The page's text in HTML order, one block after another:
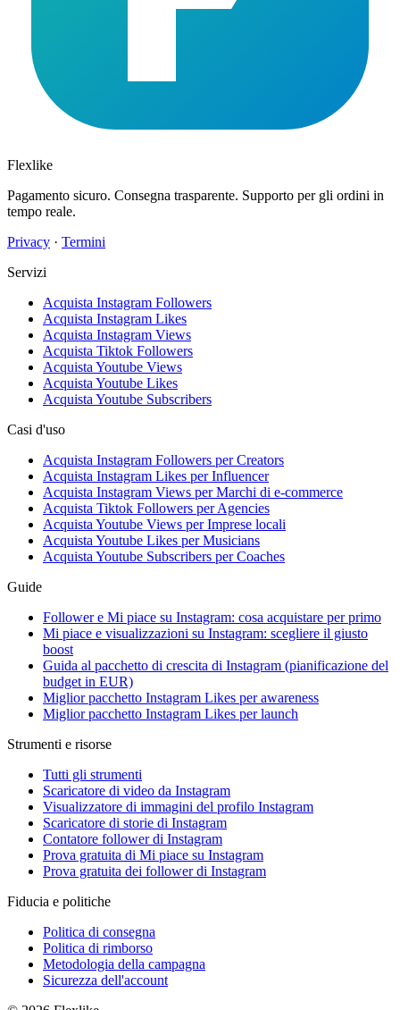
Flexlike
Pagamento sicuro. Consegna trasparente. Supporto per gli ordini in
tempo reale.
Privacy · Termini
Servizi
Acquista Instagram Followers
Acquista Instagram Likes
Acquista Instagram Views
Acquista Tiktok Followers
Acquista Youtube Views
Acquista Youtube Likes
Acquista Youtube Subscribers
Casi d'uso
Acquista Instagram Followers per Creators
Acquista Instagram Likes per Influencer
Acquista Instagram Views per Marchi di e-commerce
Acquista Tiktok Followers per Agencies
Acquista Youtube Views per Imprese locali
Acquista Youtube Likes per Musicians
Acquista Youtube Subscribers per Coaches
Guide
Follower e Mi piace su Instagram: cosa acquistare per primo
Mi piace e visualizzazioni su Instagram: scegliere il giusto
boost
Guida al pacchetto di crescita di Instagram (pianificazione del
budget in EUR)
Miglior pacchetto Instagram Likes per awareness
Miglior pacchetto Instagram Likes per launch
Strumenti e risorse
Tutti gli strumenti
Scaricatore di video da Instagram
Visualizzatore di immagini del profilo Instagram
Scaricatore di storie di Instagram
Contatore follower di Instagram
Prova gratuita di Mi piace su Instagram
Prova gratuita dei follower di Instagram
Fiducia e politiche
Politica di consegna
Politica di rimborso
Metodologia della campagna
Sicurezza dell'account